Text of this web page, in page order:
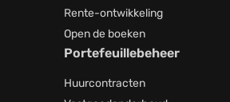
Rente-ontwikkeling
Open de boeken
Portefeuillebeheer
Huurcontracten